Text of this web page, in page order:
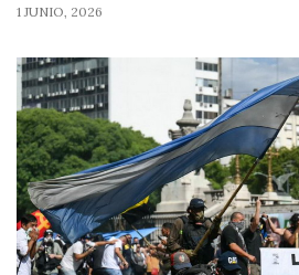
1 JUNIO, 2026